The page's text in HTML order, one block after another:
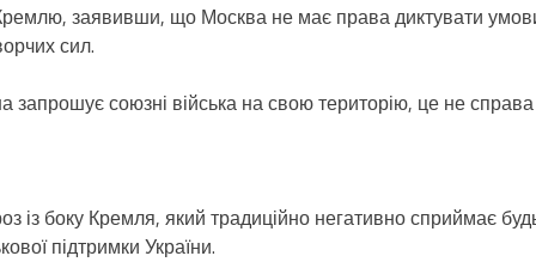
заявивши, що Москва не має права диктувати
сил.
союзні війська на свою територію, це не справа
із боку Кремля, який традиційно негативно сприймає
підтримки України.